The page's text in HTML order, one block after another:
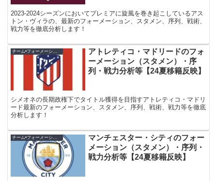
2023-2024シーズンにおいてプレミアに旋風を巻き起こしているアス
トン・ヴィラの、最新のフォーメーション、スタメン、序列、戦術、
戦力等を徹底分析します！
チーム•フォーメーション紹介
アトレティコ・マドリードのフォ
ーメーション（スタメン）・序
列・戦力分析等【24夏移籍反映】
シメオネの長期政権下でタイトル獲得を目指すアトレティコ・マドリ
ード最新のフォーメーション、スタメン、序列、戦術、戦力等を徹底
分析します！
チーム•フォーメーション紹介
マンチェスター・シティのフォー
メーション（スタメン）・序列・
戦力分析等【24夏移籍反映】